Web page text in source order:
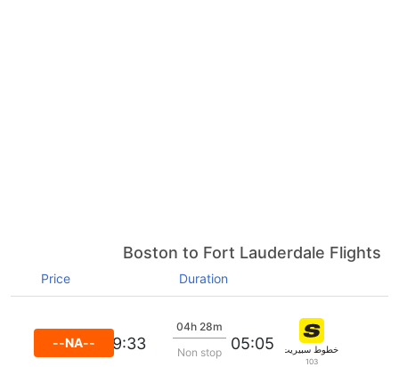
Boston to Fort Lauderdale Flights
Duration
Price
خطوط سبيريت الجوية
103
05:05
04h 28m
Non stop
09:33
--NA--